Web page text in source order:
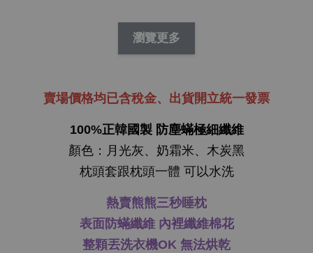
毛 舒服絨毛北極
- +NT$ 390
NT$ 450
- +
瀏覽更多
賣場價格均已含稅金、 出貨開立統一發票
100%正韓國製防塵蟎極細纖維
顏色：月光灰、奶霜米、木炭黑
枕頭套跟枕頭一體 可以水洗
熱賣熊熊三秒睡枕
表面防蟎纖維 內裡纖維棉花
整顆丟洗衣機OK 無法烘乾